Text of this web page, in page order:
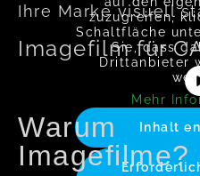
Ihre Marke visuell
zuzugreifen,
Schaltfläche
Sie, dass
Drittanbieter
Mehr
Inhalt
Imagefilm für
Warum
Imagefilme?